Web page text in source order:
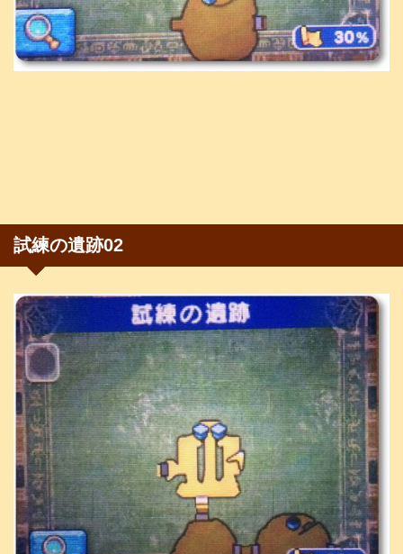
試練の遺跡02